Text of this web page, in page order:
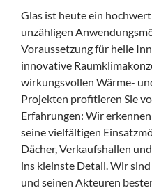
Glas ist heute ein
unzähligen
Voraussetzung für helle
innovative
wirkungsvollen Wärme-
Projekten profitieren Sie
Erfahrungen: Wir
seine vielfältigen
Dächer, Verkaufshallen
ins kleinste Detail. Wir
und seinen Akteuren